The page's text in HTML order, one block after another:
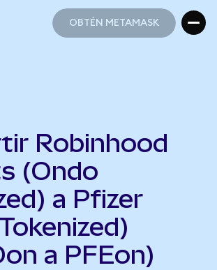
OBTÉN METAMASK
Robinhood
(Ondo
a Pfizer
a PFEon)